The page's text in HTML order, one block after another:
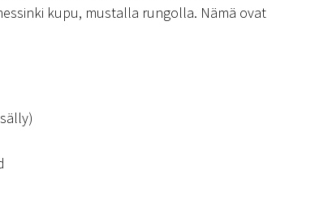
kupu, mustalla rungolla. Nämä ovat